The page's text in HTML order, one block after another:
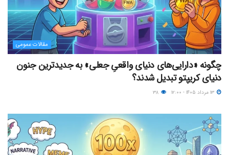
مقالات عمومی
چگونه «دارایی‌های دنیای واقعیِ جعلی» به جدیدترین جنون
دنیای کریپتو تبدیل شدند؟